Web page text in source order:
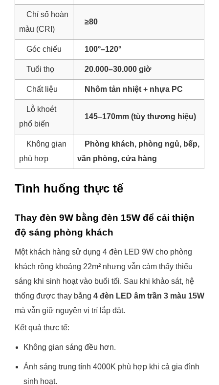
Chỉ số hoàn
màu (CRI)
≥80
Góc chiếu 100°–120°
Tuổi thọ 20.000–30.000 giờ
Chất liệu Nhôm tản nhiệt + nhựa PC
Lỗ khoét
phổ biến
145–170mm (tùy thương hiệu)
Không gian
phù hợp
Phòng khách, phòng ngủ, bếp,
văn phòng, cửa hàng
Tình huống thực tế
Thay đèn 9W bằng đèn 15W để cải thiện
độ sáng phòng khách
Một khách hàng sử dụng 4 đèn LED 9W cho phòng
khách rộng khoảng 22m² nhưng vẫn cảm thấy thiếu
sáng khi sinh hoạt vào buổi tối. Sau khi khảo sát, hệ
thống được thay bằng 4 đèn LED âm trần 3 màu 15W
mà vẫn giữ nguyên vị trí lắp đặt.
Kết quả thực tế:
Không gian sáng đều hơn.
Ánh sáng trung tính 4000K phù hợp khi cả gia đình
sinh hoạt.